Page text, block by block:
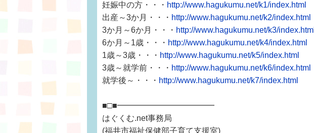
妊娠中の方・・・ http://www.hagukumu.net/k1/index.html
出産～3か月・・・ http://www.hagukumu.net/k2/index.html
3か月～6か月・・・ http://www.hagukumu.net/k3/index.html
6か月～1歳・・・ http://www.hagukumu.net/k4/index.html
1歳～3歳・・・ http://www.hagukumu.net/k5/index.html
3歳～就学前・・・ http://www.hagukumu.net/k6/index.html
就学後～・・・ http://www.hagukumu.net/k7/index.html
■□■━━━━━━━━━━━━
はぐくむ.net事務局
(福井市福祉保健部子育て支援室)